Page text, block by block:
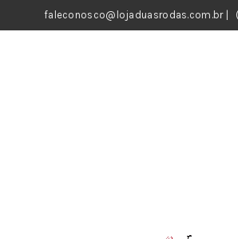
faleconosco@lojaduasrodas.com.br|